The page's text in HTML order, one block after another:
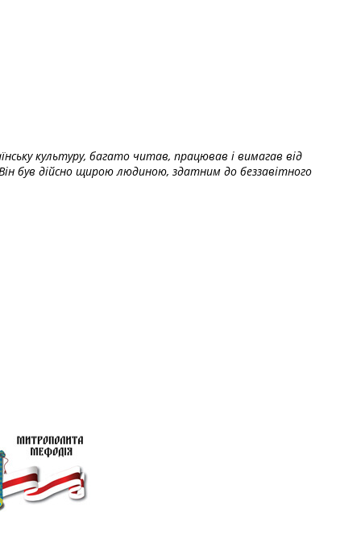
культуру, багато читав, працював і вимагав від
був дійсно щирою людиною, здатним до беззавітного